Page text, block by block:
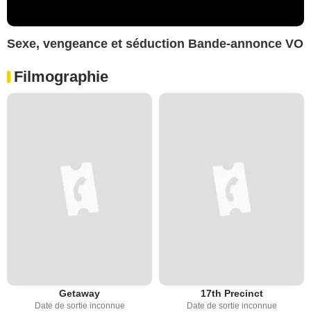
Sexe, vengeance et séduction Bande-annonce VO
Filmographie
Getaway
Date de sortie inconnue
17th Precinct
Date de sortie inconnue